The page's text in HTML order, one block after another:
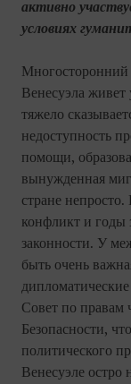
активно
условиях
Многосторонний
Венесуэла
тяжело
недоступность
помощи,
вынужденная
стране
конфликт и годы
законности. У
быть очень
Совет по правам
Безопасности,
политического
Венесуэле